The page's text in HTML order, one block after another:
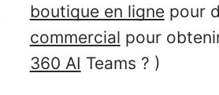
boutique en lignepour
commercial pour
360 AI Teams ? )